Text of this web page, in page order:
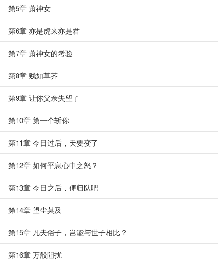
第5章 萧神女
第6章 亦是虎来亦是君
第7章 萧神女的考验
第8章 贱如草芥
第9章 让你父亲失望了
第10章 第一个斩你
第11章 今日过后，天要变了
第12章 如何平息心中之怒？
第13章 今日之后，便归队吧
第14章 望尘莫及
第15章 凡夫俗子，岂能与世子相比？
第16章 万般阻扰